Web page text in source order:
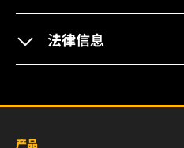
法律信息
产品